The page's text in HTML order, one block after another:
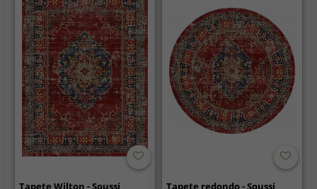
Tapete Wilton - Soussi
Tapete redondo - Soussi